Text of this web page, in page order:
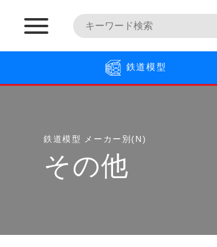
鉄道模型
鉄道模型 メーカー別(N)
その他